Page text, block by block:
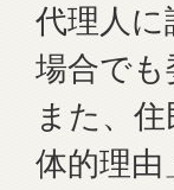
代理人
場合でも
また、
体的理